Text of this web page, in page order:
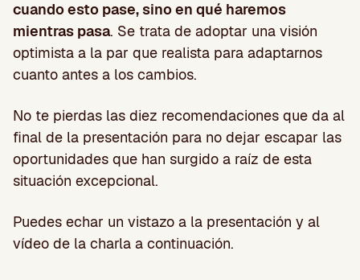
cuando esto pase, sino en qué haremos
mientras pasa. Se trata de adoptar una visión
optimista a la par que realista para adaptarnos
cuanto antes a los cambios.
No te pierdas las diez recomendaciones que da al
final de la presentación para no dejar escapar las
oportunidades que han surgido a raíz de esta
situación excepcional.
Puedes echar un vistazo a la presentación y al
vídeo de la charla a continuación.